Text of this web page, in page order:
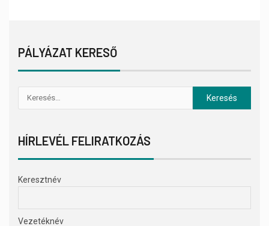
PÁLYÁZAT KERESŐ
HÍRLEVÉL FELIRATKOZÁS
Keresztnév
Vezetéknév